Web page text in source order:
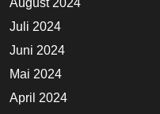
August 2024
Juli 2024
Juni 2024
Mai 2024
April 2024